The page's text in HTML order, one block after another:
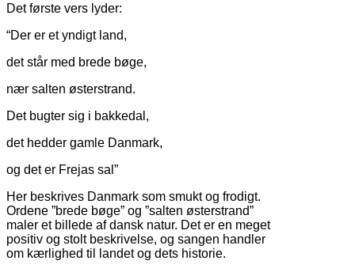
Det første vers lyder:
“Der er et yndigt land,
det står med brede bøge,
nær salten østerstrand.
Det bugter sig i bakkedal,
det hedder gamle Danmark,
og det er Frejas sal”
Her beskrives Danmark som smukt og frodigt.
Ordene ”brede bøge” og ”salten østerstrand”
maler et billede af dansk natur. Det er en meget
positiv og stolt beskrivelse, og sangen handler
om kærlighed til landet og dets historie.